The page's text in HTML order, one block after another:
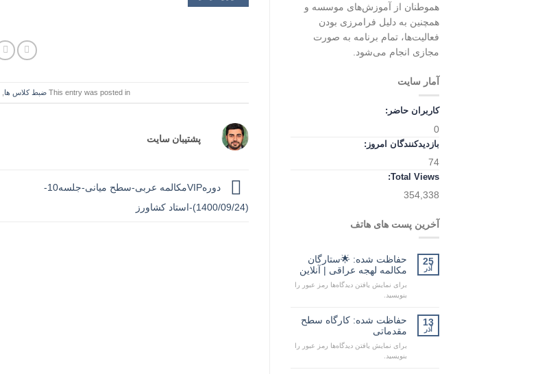
هموطنان از آموزش‌های موسسه و
همچنین به دلیل فرامرزی بودن
فعالیت‌ها، تمام برنامه به صورت
مجازی انجام می‌شود.
آمار سایت
کاربران حاضر:
0
بازدیدکنندگان امروز:
74
Total Views:
354,338
آخرین پست های هاتف
25
آذر
حفاظت شده: 🌟ستارگان
مکالمه لهجه عراقی | آنلاین
برای نمایش یافتن دیدگاه‌ها رمز عبور را
بنویسید.
13
آذر
حفاظت شده: کارگاه سطح
مقدماتی
برای نمایش یافتن دیدگاه‌ها رمز عبور را
بنویسید.
This entry was posted in ضبط کلاس ها
پشتیبان سایت
دورهVIPمکالمه عربی-سطح میانی-جلسه10-
(1400/09/24)-استاد کشاورز